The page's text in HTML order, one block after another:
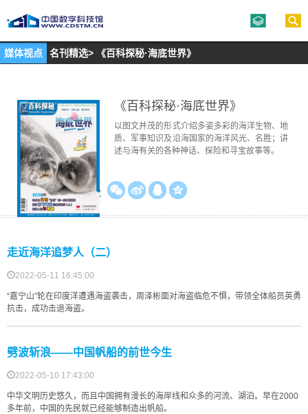
媒体视点 名刊精选> 《百科探秘·海底世界》
《百科探秘·海底世界》
以图文并茂的形式介绍多姿多彩的海洋生物、地
质、军事知识及沿海国家的海洋风光、名胜；讲
述与海有关的各种神话、探险和寻宝故事等。
分享到：
走近海洋追梦人（二）
2022-05-11 16:45:00
“嘉宁山”轮在印度洋遭遇海盗袭击，周泽彬面对海盗临危不惧，带领全体船员英勇
抗击，成功击退海盗。
劈波斩浪——中国帆船的前世今生
2022-05-10 17:43:00
中华文明历史悠久，而且中国拥有漫长的海岸线和众多的河流、湖泊。早在2000
多年前，中国的先民就已经能够制造出帆船。